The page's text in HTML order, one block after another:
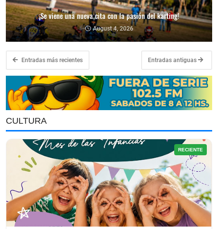
¡Se viene una nueva cita con la pasión del karting!
August 4, 2026
Entradas más recientes Entradas antiguas
CULTURA
RECIENTE